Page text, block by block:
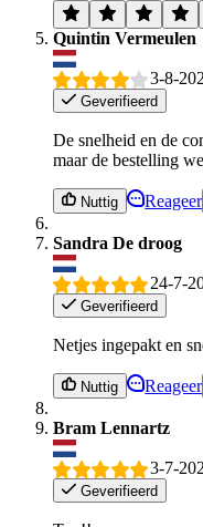
Quintin Vermeulen
3-8-
Geverifieerd
De snelheid en de
maar de bestelling
Nuttig Reageer
Sandra De droog
24-7-
Geverifieerd
Netjes ingepakt en
Nuttig Reageer
Bram Lennartz
3-7-
Geverifieerd